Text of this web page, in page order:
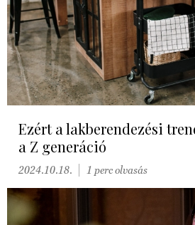
Ezért a lakberendezési
a Z generáció
2024.10.18. 1 perc olvasás